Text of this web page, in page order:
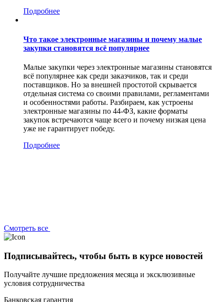
Подробнее
Что такое электронные магазины и почему малые
закупки становятся всё популярнее
Малые закупки через электронные магазины становятся
всё популярнее как среди заказчиков, так и среди
поставщиков. Но за внешней простотой скрывается
отдельная система со своими правилами, регламентами
и особенностями работы. Разбираем, как устроены
электронные магазины по 44-ФЗ, какие форматы
закупок встречаются чаще всего и почему низкая цена
уже не гарантирует победу.
Подробнее
Смотреть все
Подписывайтесь, чтобы быть в курсе новостей
Получайте лучшие предложения месяца и эксклюзивные
условия сотрудничества
Банковская гарантия